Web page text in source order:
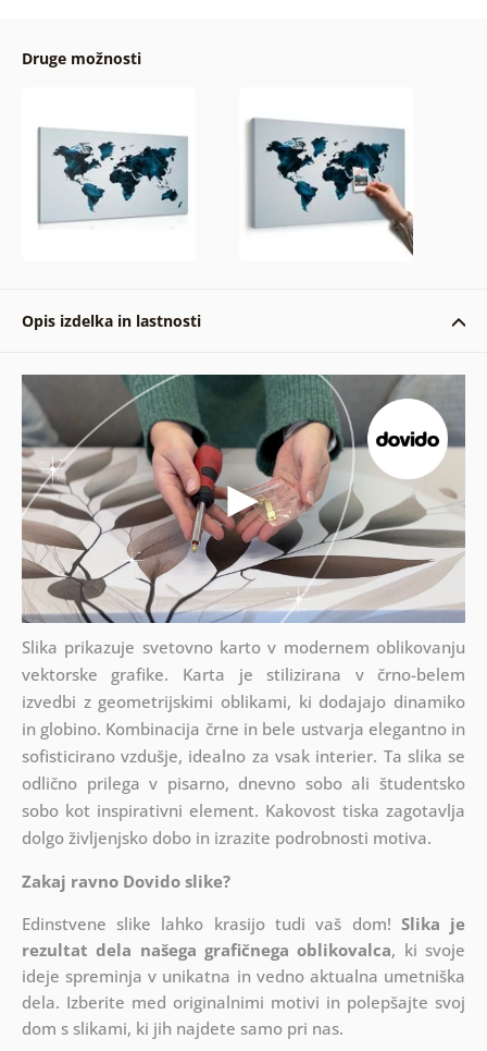
Druge možnosti
Opis izdelka in lastnosti
Slika prikazuje svetovno karto v modernem oblikovanju
vektorske grafike. Karta je stilizirana v črno-belem
izvedbi z geometrijskimi oblikami, ki dodajajo dinamiko
in globino. Kombinacija črne in bele ustvarja elegantno in
sofisticirano vzdušje, idealno za vsak interier. Ta slika se
odlično prilega v pisarno, dnevno sobo ali študentsko
sobo kot inspirativni element. Kakovost tiska zagotavlja
dolgo življenjsko dobo in izrazite podrobnosti motiva.
Zakaj ravno Dovido slike?
Edinstvene slike lahko krasijo tudi vaš dom! Slika je
rezultat dela našega grafičnega oblikovalca, ki svoje
ideje spreminja v unikatna in vedno aktualna umetniška
dela. Izberite med originalnimi motivi in polepšajte svoj
dom s slikami, ki jih najdete samo pri nas.